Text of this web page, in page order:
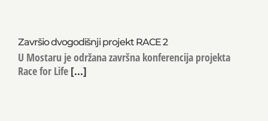
Završio dvogodišnji projekt RACE 2
U Mostaru je održana završna konferencija projekta
Race for Life [...]